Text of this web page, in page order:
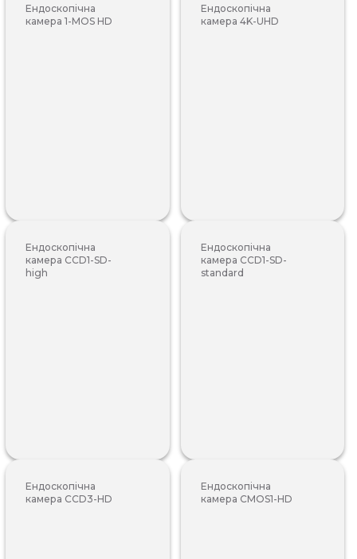
Ендоскопічна
камера 1-MOS HD
Ендоскопічна
камера 4K-UHD
Ендоскопічна
камера CCD1-SD-
high
Ендоскопічна
камера CCD1-SD-
standard
Ендоскопічна
камера CCD3-HD
Ендоскопічна
камера CMOS1-HD